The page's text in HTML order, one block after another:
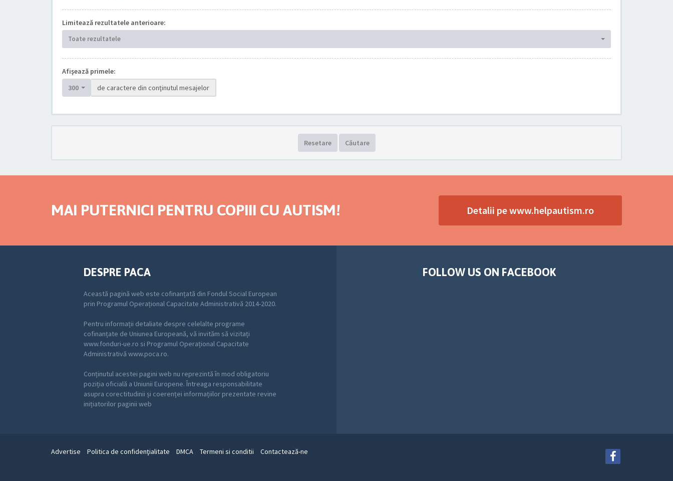
Limitează rezultatele anterioare:
Toate rezultatele
Afişează primele:
300
de caractere din conţinutul mesajelor
Resetare Căutare
MAI PUTERNICI PENTRU COPIII CU AUTISM! Detalii pe www.helpautism.ro
DESPRE PACA
Această pagină web este cofinanțată din Fondul Social European
prin Programul Operațional Capacitate Administrativă 2014-2020.
Pentru informații detaliate despre celelalte programe
cofinanțate de Uniunea Europeană, vă invităm să vizitați
www.fonduri-ue.ro si Programul Operațional Capacitate
Administrativă www.poca.ro.
Conținutul acestei pagini web nu reprezintă în mod obligatoriu
poziția oficială a Uniunii Europene. Întreaga responsabilitate
asupra corectitudinii și coerenței informațiilor prezentate revine
inițiatorilor paginii web
FOLLOW US ON FACEBOOK
Advertise Politica de confidenţialitate DMCA Termeni si conditii Contactează-ne